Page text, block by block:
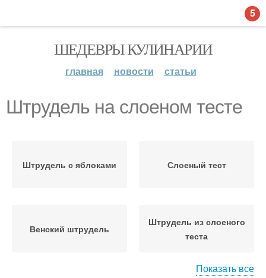
ШЕДЕВРЫ КУЛИНАРИИ
главная новости статьи
Штрудель на слоеном тесте
Штрудель с яблоками Слоеный тест
Венский штрудель
Штрудель из слоеного
теста
Показать все
5